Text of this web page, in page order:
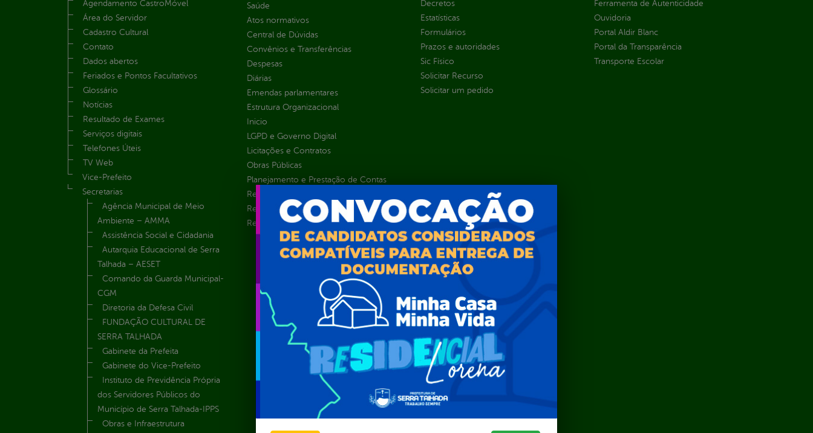
Agendamento CastroMóvel
Área do Servidor
Cadastro Cultural
Contato
Dados abertos
Feriados e Pontos Facultativos
Glossário
Notícias
Resultado de Exames
Serviços digitais
Telefones Úteis
TV Web
Vice-Prefeito
Secretarias
Agência Municipal de Meio
Ambiente – AMMA
Assistência Social e Cidadania
Autarquia Educacional de Serra
Talhada – AESET
Comando da Guarda Municipal-
CGM
Diretoria da Defesa Civil
FUNDAÇÃO CULTURAL DE
SERRA TALHADA
Gabinete da Prefeita
Gabinete do Vice-Prefeito
Instituto de Previdência Própria
dos Servidores Públicos do
Município de Serra Talhada-IPPS
Obras e Infraestrutura
Saúde
Atos normativos
Central de Dúvidas
Convênios e Transferências
Despesas
Diárias
Emendas parlamentares
Estrutura Organizacional
Inicio
LGPD e Governo Digital
Licitações e Contratos
Obras Públicas
Planejamento e Prestação de Contas
Receitas
Recursos Humanos
Renúncias de Receitas
Decretos
Estatísticas
Formulários
Prazos e autoridades
Sic Físico
Solicitar Recurso
Solicitar um pedido
Ferramenta de Autenticidade
Ouvidoria
Portal Aldir Blanc
Portal da Transparência
Transporte Escolar